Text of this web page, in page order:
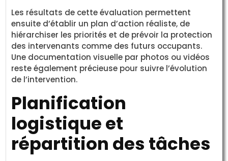
Les résultats de cette évaluation permettent
ensuite d’établir un plan d’action réaliste, de
hiérarchiser les priorités et de prévoir la protection
des intervenants comme des futurs occupants.
Une documentation visuelle par photos ou vidéos
reste également précieuse pour suivre l’évolution
de l’intervention.
Planification
logistique et
répartition des tâches